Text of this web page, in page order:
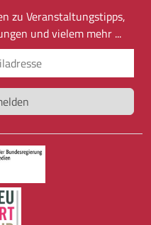
zu Veranstaltungstipps,
und vielem mehr ...